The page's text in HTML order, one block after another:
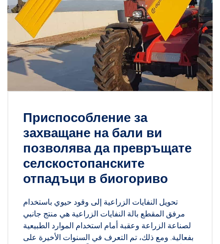
Приспособление за
захващане на бали ви
позволява да превръщате
селскостопанските
отпадъци в биогориво
تحويل النفايات الزراعية إلى وقود حيوي باستخدام
مرفق المقطع بالة النفايات الزراعية هي منتج جانبي
لصناعة الزراعة وعقبة أمام استخدام الموارد الطبيعية
بفعالية. ومع ذلك، تم التعرف في السنوات الأخيرة على